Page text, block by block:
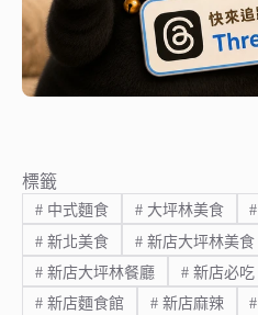
標籤
#中式麵食 #大坪林美食 #
#新北美食 #新店大坪林美食
#新店大坪林餐廳 #新店必吃
#新店麵食館 #新店麻辣 #